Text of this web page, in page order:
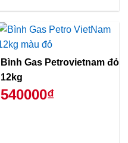
Bình Gas Petrovietnam đỏ
12kg
540000₫